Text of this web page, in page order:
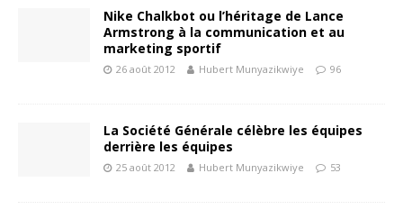
Nike Chalkbot ou l’héritage de Lance
Armstrong à la communication et au
marketing sportif
26 août 2012 Hubert Munyazikwiye 96
La Société Générale célèbre les équipes
derrière les équipes
25 août 2012 Hubert Munyazikwiye 53